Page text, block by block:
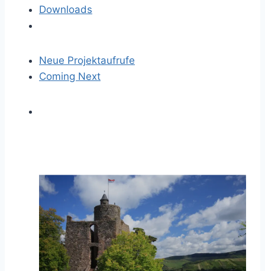
Downloads
Neue Projektaufrufe
Coming Next